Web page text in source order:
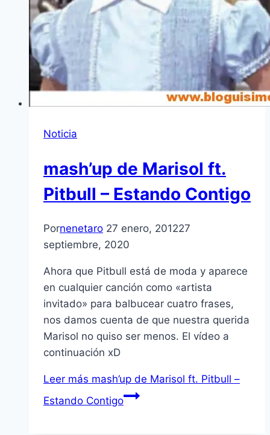
Noticia
mash’up de Marisol ft.
Pitbull – Estando Contigo
Pornenetaro 27 enero, 201227
septiembre, 2020
Ahora que Pitbull está de moda y aparece
en cualquier canción como «artista
invitado» para balbucear cuatro frases,
nos damos cuenta de que nuestra querida
Marisol no quiso ser menos. El ví­deo a
continuación xD
Leer más mash’up de Marisol ft. Pitbull –
Estando Contigo